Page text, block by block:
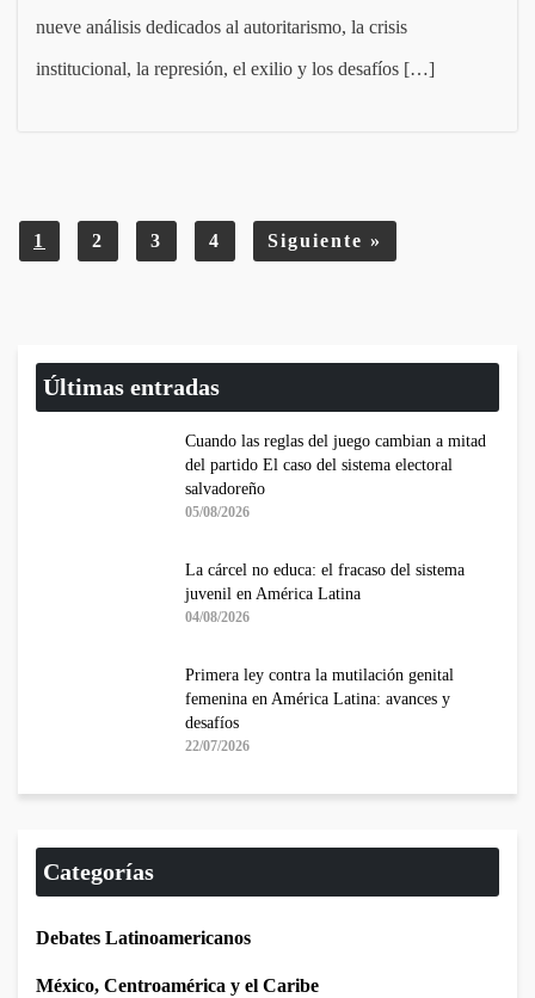
nueve análisis dedicados al autoritarismo, la crisis
institucional, la represión, el exilio y los desafíos […]
1 2 3 4 Siguiente »
Últimas entradas
Cuando las reglas del juego cambian a mitad
del partido El caso del sistema electoral
salvadoreño
05/08/2026
La cárcel no educa: el fracaso del sistema
juvenil en América Latina
04/08/2026
Primera ley contra la mutilación genital
femenina en América Latina: avances y
desafíos
22/07/2026
Categorías
Debates Latinoamericanos
México, Centroamérica y el Caribe